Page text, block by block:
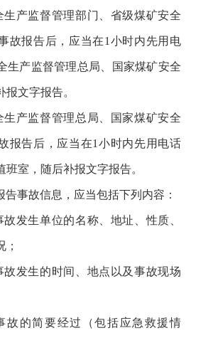
生产监督管理部门、省级煤矿安全
故报告后，应当在1小时内先用电
生产监督管理总局、国家煤矿安全
报文字报告。
生产监督管理总局、国家煤矿安全
报告后，应当在1小时内先用电话
班室，随后补报文字报告。
告事故信息，应当包括下列内容：
故发生单位的名称、地址、性质、
；
故发生的时间、地点以及事故现场
故的简要经过（包括应急救援情